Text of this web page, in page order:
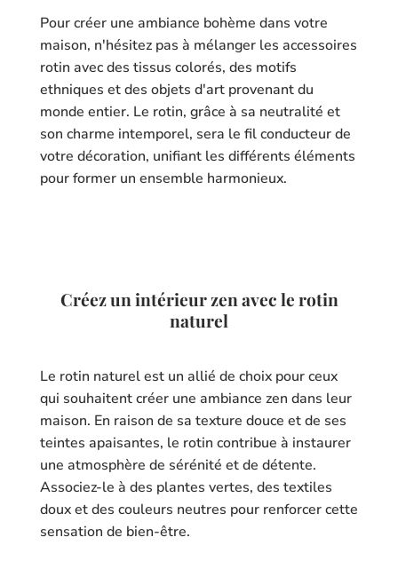
Pour créer une ambiance bohème dans votre
maison, n'hésitez pas à mélanger les accessoires
rotin avec des tissus colorés, des motifs
ethniques et des objets d'art provenant du
monde entier. Le rotin, grâce à sa neutralité et
son charme intemporel, sera le fil conducteur de
votre décoration, unifiant les différents éléments
pour former un ensemble harmonieux.
Créez un intérieur zen avec le rotin
naturel
Le rotin naturel est un allié de choix pour ceux
qui souhaitent créer une ambiance zen dans leur
maison. En raison de sa texture douce et de ses
teintes apaisantes, le rotin contribue à instaurer
une atmosphère de sérénité et de détente.
Associez-le à des plantes vertes, des textiles
doux et des couleurs neutres pour renforcer cette
sensation de bien-être.